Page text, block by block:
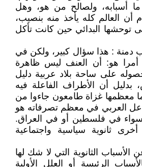
أسبابه، ولصالح من هو، وهل
أن العالم كله يأخذ منه بنصيب،
توحشها البدائي حين كانت تأكل
: هذا سؤال كبير، ولكن في
أمرا هو: أن العنف ليس ظاهرة
على ساحة بلاد عربية دليل
أن الأطراف الفاعلة فيه
معظمها غزاة طامعون جاءوا من
العربي في معظم تصرفاته هو
في فلسطين أو في العراق.
ثانوية سياسية واجتماعية
الثانوية التي لا شك لها
الرئيسة أو العلل الأولية